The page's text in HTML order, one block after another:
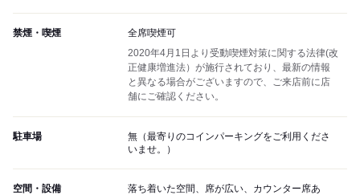
禁煙・喫煙
全席喫煙可
2020年4月1日より受動喫煙対策に関する法律(改
正健康増進法）が施行されており、最新の情報
と異なる場合がございますので、ご来店前に店
舗にご確認ください。
駐車場
無（最寄りのコインパーキングをご利用くださ
いませ。）
空間・設備
落ち着いた空間、席が広い、カウンター席あ